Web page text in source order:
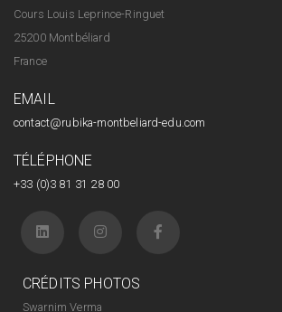
Cours Louis Leprince-Ringuet
25200 Montbéliard
France
EMAIL
contact@rubika-montbeliard-edu.com
TÉLÉPHONE
+33 (0)3 81 31 28 00
CRÉDITS PHOTOS
Swarnim Verma